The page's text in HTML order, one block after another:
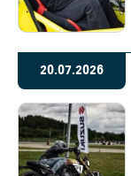
20.07.2026